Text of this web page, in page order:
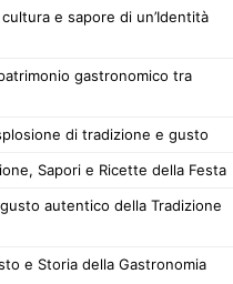
e sapore di un’Identità
gastronomico tra
di tradizione e gusto
Sapori e Ricette della Festa
autentico della Tradizione
e Storia della Gastronomia